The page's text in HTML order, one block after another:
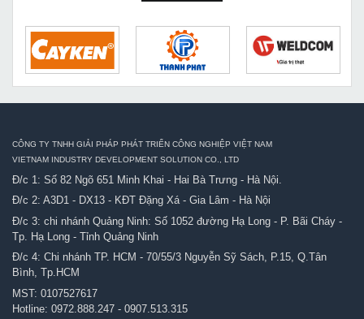
CÔNG TY TNHH GIẢI PHÁP PHÁT TRIỂN CÔNG NGHIỆP VIỆT NAM
VIETNAM INDUSTRY DEVELOPMENT SOLUTION CO., LTD
Đ/c 1: Số 82 Ngõ 651 Minh Khai - Hai Bà Trưng - Hà Nội.
Đ/c 2: A3D1 - DX13 - KĐT Đặng Xá - Gia Lâm - Hà Nội
Đ/c 3: chi nhánh Quảng Ninh: Số 1052 đường Hạ Long - P. Bãi Cháy -
Tp. Hạ Long - Tỉnh Quảng Ninh
Đ/c 4: Chi nhánh TP. HCM - 70/55/3 Nguyễn Sỹ Sách, P.15, Q.Tân
Bình, Tp.HCM
MST: 0107527617
Hotline: 0972.888.247 - 0907.513.315